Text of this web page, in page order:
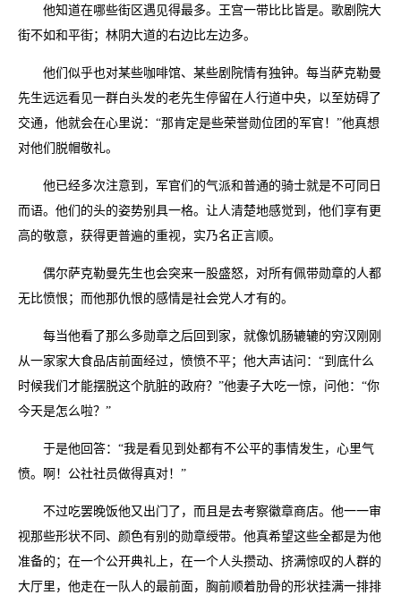
他知道在哪些街区遇见得最多。王宫一带比比皆是。歌剧院大
街不如和平街；林阴大道的右边比左边多。
他们似乎也对某些咖啡馆、某些剧院情有独钟。每当萨克勒曼
先生远远看见一群白头发的老先生停留在人行道中央，以至妨碍了
交通，他就会在心里说：“那肯定是些荣誉勋位团的军官！”他真想
对他们脱帽敬礼。
他已经多次注意到，军官们的气派和普通的骑士就是不可同日
而语。他们的头的姿势别具一格。让人清楚地感觉到，他们享有更
高的敬意，获得更普遍的重视，实乃名正言顺。
偶尔萨克勒曼先生也会突来一股盛怒，对所有佩带勋章的人都
无比愤恨；而他那仇恨的感情是社会党人才有的。
每当他看了那么多勋章之后回到家，就像饥肠辘辘的穷汉刚刚
从一家家大食品店前面经过，愤愤不平；他大声诘问：“到底什么
时候我们才能摆脱这个肮脏的政府？”他妻子大吃一惊，问他：“你
今天是怎么啦？”
于是他回答：“我是看见到处都有不公平的事情发生，心里气
愤。啊！公社社员做得真对！”
不过吃罢晚饭他又出门了，而且是去考察徽章商店。他一一审
视那些形状不同、颜色有别的勋章绶带。他真希望这些全都是为他
准备的；在一个公开典礼上，在一个人头攒动、挤满惊叹的人群的
大厅里，他走在一队人的最前面，胸前顺着肋骨的形状挂满一排排